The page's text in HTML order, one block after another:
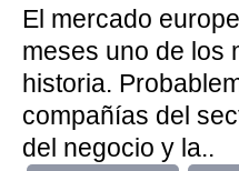
El mercado
meses uno de los
historia.
compañías del
del negocio y la..